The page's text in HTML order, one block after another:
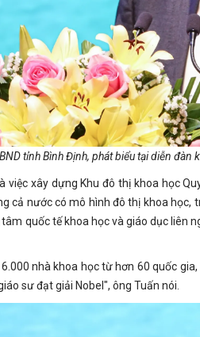
tỉnh Bình Định, phát biểu tại diễn
việc xây dựng Khu đô thị khoa học
cả nước có mô hình đô thị khoa học,
quốc tế khoa học và giáo dục liên
nhà khoa học từ hơn 60 quốc
sư đạt giải Nobel", ông Tuấn nói.